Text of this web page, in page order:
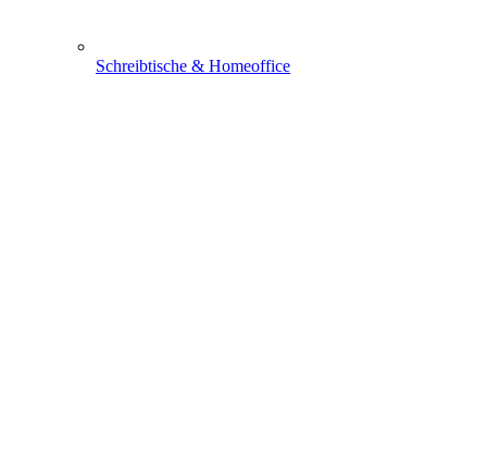
Schreibtische & Homeoffice